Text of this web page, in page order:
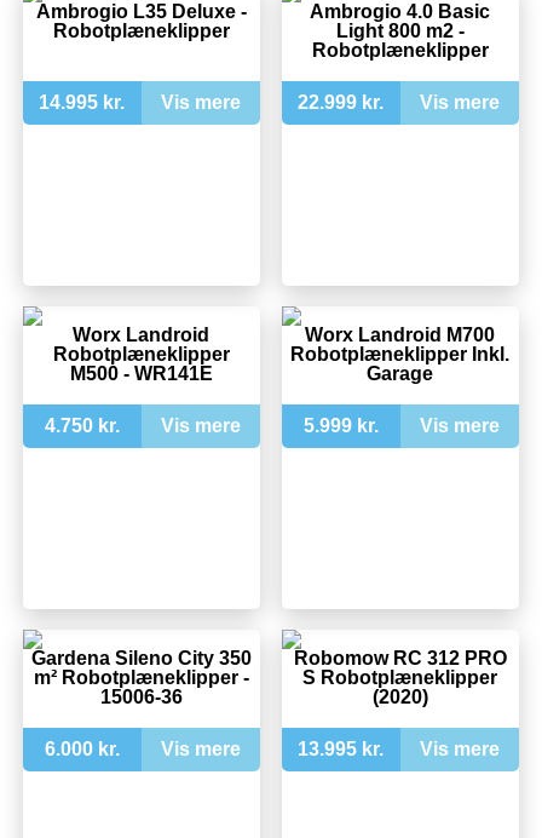
Ambrogio L35 Deluxe -
Robotplæneklipper
14.995 kr. Vis mere
Ambrogio 4.0 Basic
Light 800 m2 -
Robotplæneklipper
22.999 kr. Vis mere
Worx Landroid
Robotplæneklipper
M500 - WR141E
4.750 kr. Vis mere
Worx Landroid M700
Robotplæneklipper Inkl.
Garage
5.999 kr. Vis mere
Gardena Sileno City 350
m² Robotplæneklipper -
15006-36
6.000 kr. Vis mere
Robomow RC 312 PRO
S Robotplæneklipper
(2020)
13.995 kr. Vis mere